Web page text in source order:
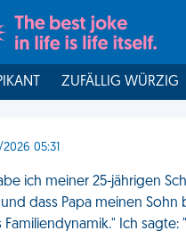
ZUFÄLLIG WÜRZIG
05:31
ich meiner 25-jährigen
dass Papa meinen
Ich